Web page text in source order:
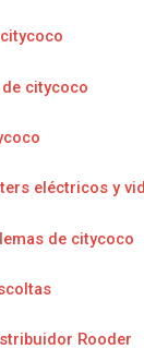
citycoco
eléctricos y
de citycoco
Rooder